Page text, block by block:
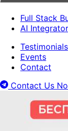
Full Stack
AI Integrator
Testimonials
Events
Contact
Contact Us